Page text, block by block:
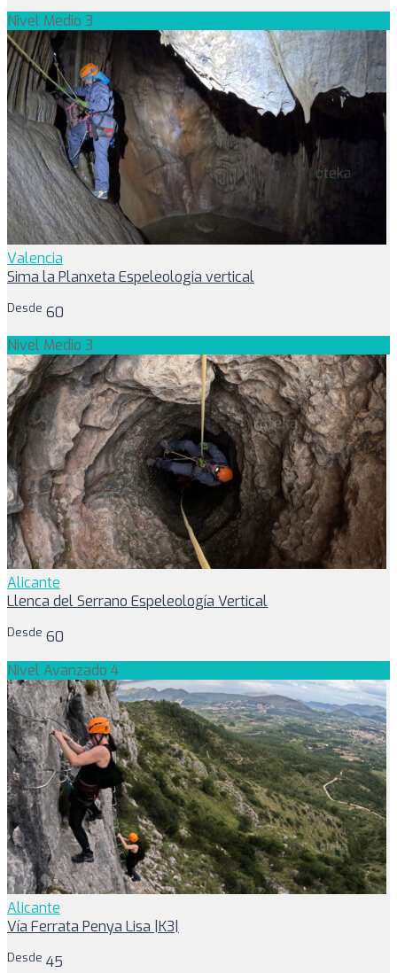
Nivel Medio 3
Valencia
Sima la Planxeta Espeleologia vertical
Desde 60
Nivel Medio 3
Alicante
Llenca del Serrano Espeleología Vertical
Desde 60
Nivel Avanzado 4
Alicante
Vía Ferrata Penya Lisa |K3|
Desde 45